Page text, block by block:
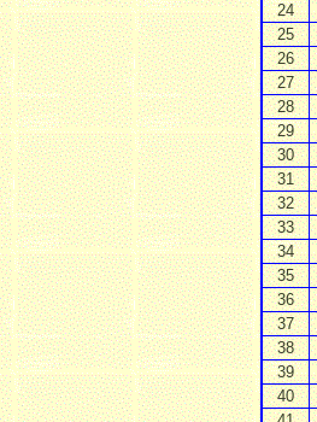
24
25
26
27
28
29
30
31
32
33
34
35
36
37
38
39
40